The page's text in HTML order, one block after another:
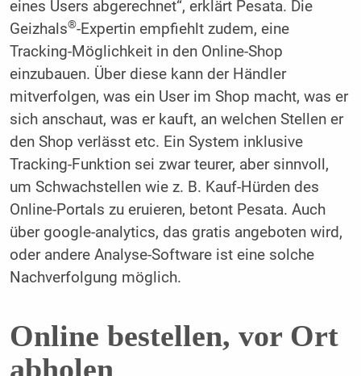
eines Users abgerechnet“, erklärt Pesata. Die
Geizhals®-Expertin empfiehlt zudem, eine
Tracking-Möglichkeit in den Online-Shop
einzubauen. Über diese kann der Händler
mitverfolgen, was ein User im Shop macht, was er
sich anschaut, was er kauft, an welchen Stellen er
den Shop verlässt etc. Ein System inklusive
Tracking-Funktion sei zwar teurer, aber sinnvoll,
um Schwachstellen wie z. B. Kauf-Hürden des
Online-Portals zu eruieren, betont Pesata. Auch
über google-analytics, das gratis angeboten wird,
oder andere Analyse-Software ist eine solche
Nachverfolgung möglich.
Online bestellen, vor Ort
abholen